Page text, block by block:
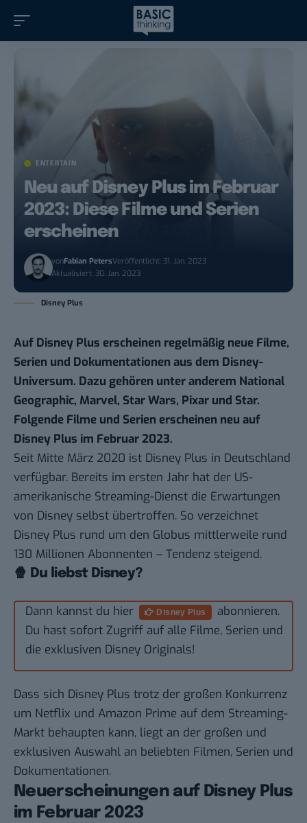
ENTERTAIN
Neu auf Disney Plus im Februar
2023: Diese Filme und Serien
erscheinen
vonFabian PetersVeröffentlicht: 31. Jan. 2023
Aktualisiert: 30. Jan. 2023
Disney Plus
Auf Disney Plus erscheinen regelmäßig neue Filme,
Serien und Dokumentationen aus dem Disney-
Universum. Dazu gehören unter anderem National
Geographic, Marvel, Star Wars, Pixar und Star.
Folgende Filme und Serien erscheinen neu auf
Disney Plus im Februar 2023.
Seit Mitte März 2020 ist Disney Plus in Deutschland
verfügbar. Bereits im ersten Jahr hat der US-
amerikanische Streaming-Dienst die Erwartungen
von Disney selbst übertroffen. So verzeichnet
Disney Plus rund um den Globus mittlerweile rund
130 Millionen Abonnenten – Tendenz steigend.
🍿 Du liebst Disney?
Dann kannst du hier Disney Plus
abonnieren.
Du hast sofort Zugriff auf alle Filme, Serien und
die exklusiven Disney Originals!
Dass sich Disney Plus trotz der großen Konkurrenz
um Netflix und Amazon Prime auf dem Streaming-
Markt behaupten kann, liegt an der großen und
exklusiven Auswahl an beliebten Filmen, Serien und
Dokumentationen.
Neuerscheinungen auf Disney Plus
im Februar 2023